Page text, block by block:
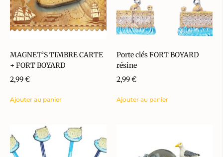
MAGNET’S TIMBRE CARTE
+ FORT BOYARD
2,99€
Ajouter au panier
Porte clés FORT BOYARD
résine
2,99€
Ajouter au panier